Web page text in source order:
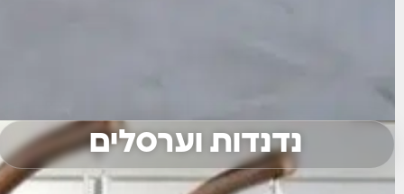
נדנדות וערסלים